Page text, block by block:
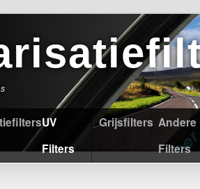
UV
Filters
Grijsfilters Andere
Filters